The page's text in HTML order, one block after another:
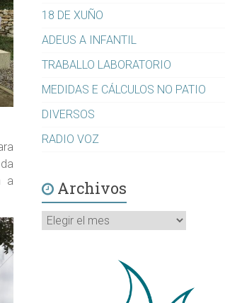
a
18 DE XUÑO
ADEUS A INFANTIL
TRABALLO LABORATORIO
MEDIDAS E CÁLCULOS NO PATIO
DIVERSOS
RADIO VOZ
Archivos
Archivos